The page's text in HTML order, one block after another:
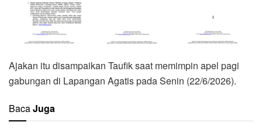
Ajakan itu disampaikan Taufik saat memimpin apel pagi
gabungan di Lapangan Agatis pada Senin (22/6/2026).
BacaJuga